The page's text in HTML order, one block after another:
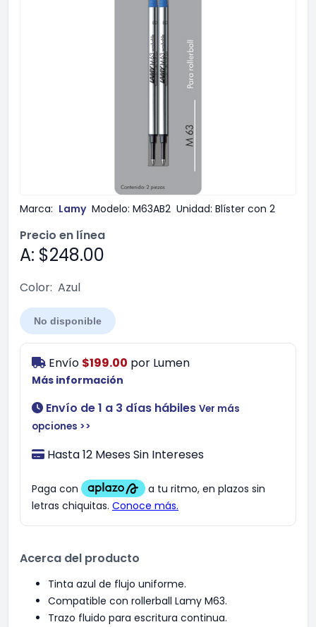
Marca: Lamy Modelo: M63AB2 Unidad: Blíster con 2
Precio en línea
A: $248.00
Color: Azul
No disponible
Envío $199.00 por Lumen
Más información
Envío de 1 a 3 días hábiles Ver más
opciones >>
Hasta 12 Meses Sin Intereses
Acerca del producto
Tinta azul de flujo uniforme.
Compatible con rollerball Lamy M63.
Trazo fluido para escritura continua.